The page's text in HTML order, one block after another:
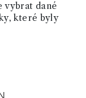
vybrat dané
které byly